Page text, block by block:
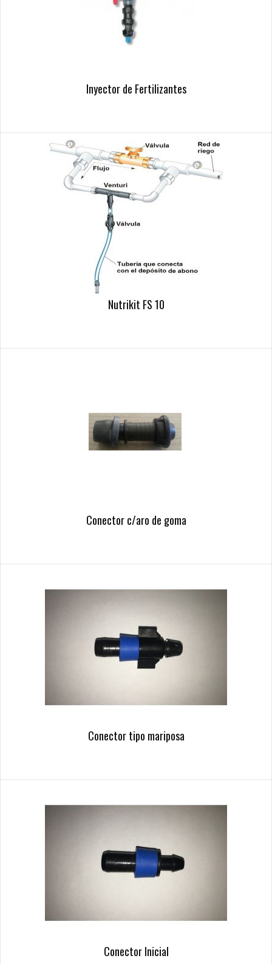
Inyector de Fertilizantes
Nutrikit FS 10
Conector c/aro de goma
Conector tipo mariposa
Conector Inicial